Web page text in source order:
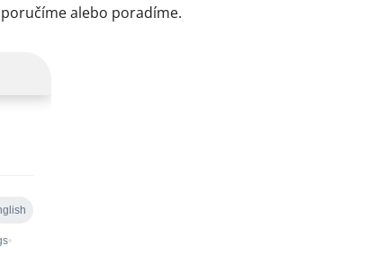
alebo poradíme.